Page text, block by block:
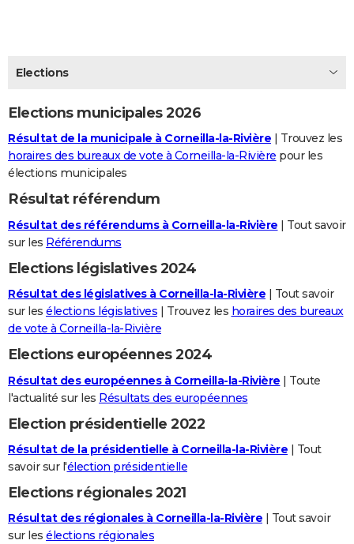
CARTE DE VOEUX
Carte de Noël
Carte Bonne année
Carte Saint-Valentin
Carte Pâques
Carte d'anniversaire
DICTIONNAIRE
Dictionnaire
Biographies
Citations
Expressions
Proverbes
PROGRAMME TV
S'inscrire
Se connecter
Lycées
Collèges
Primaires
Universités
Entreprises
Service militaire
Avis de recherche
AVIS DE DÉCÈS
FORUM
Bricolage
Lifestyle
Culture
Sport
Auto
Television
Voyage
Cinema
Elections
Elections municipales 2026
Résultat de la municipale à Corneilla-la-Rivière | Trouvez les
horaires des bureaux de vote à Corneilla-la-Rivière pour les
élections municipales
Résultat référendum
Résultat des référendums à Corneilla-la-Rivière | Tout savoir
sur les Référendums
Elections législatives 2024
Résultat des législatives à Corneilla-la-Rivière | Tout savoir
sur les élections législatives | Trouvez les horaires des bureaux
de vote à Corneilla-la-Rivière
Elections européennes 2024
Résultat des européennes à Corneilla-la-Rivière | Toute
l'actualité sur les Résultats des européennes
Election présidentielle 2022
Résultat de la présidentielle à Corneilla-la-Rivière | Tout
savoir sur l'élection présidentielle
Elections régionales 2021
Résultat des régionales à Corneilla-la-Rivière | Tout savoir
sur les élections régionales